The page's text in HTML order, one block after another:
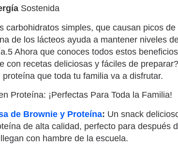
Sostenida
carbohidratos simples, que causan picos
de los lácteos ayuda a mantener niveles
Ahora que conoces todos estos
con recetas deliciosas y fáciles de
que toda tu familia va a disfrutar.
Proteína: ¡Perfectas Para Toda la Familia!
de Brownie y Proteína: Un snack
de alta calidad, perfecto para después
con hambre de la escuela.